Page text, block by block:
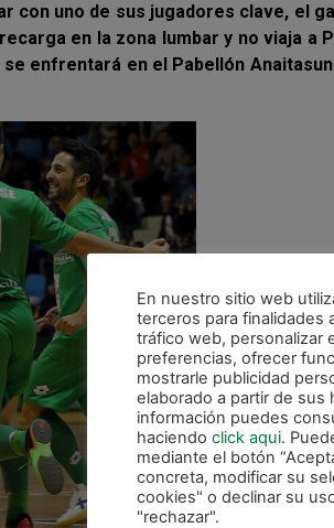
con uno de sus jugadores clave, el
en la zona lumbar y no viaja a
enfrentará en el Pabellón
En nuestro sitio web
terceros para finalidades
tráfico web, personalizar
preferencias, ofrecer
mostrarle publicidad
elaborado a partir de sus
información puedes
haciendo click aqui.
mediante el botón
concreta, modificar su
cookies" o declinar su
"rechazar".